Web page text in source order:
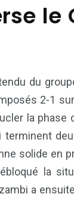
du
2-1
la
terminent
solide en
la
a